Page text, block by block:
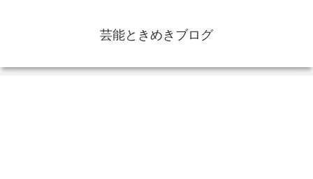
芸能ときめきブログ